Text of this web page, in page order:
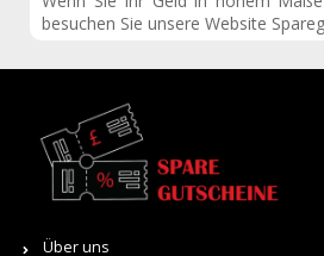
besuchen Sie unsere Website
Über uns